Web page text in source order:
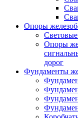
Опоры
Опоры
дорог
Фундаменты